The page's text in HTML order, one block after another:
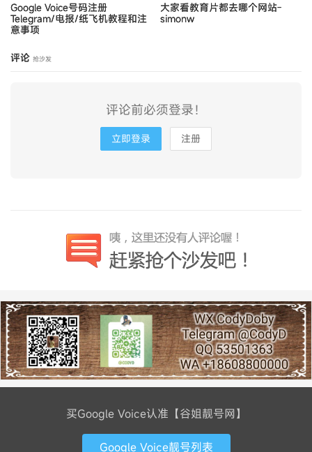
Google Voice号码注册
Telegram/电报/纸飞机教程和注
意事项
大家看教育片都去哪个网站-
simonw
评论 抢沙发
评论前必须登录！
立即登录 注册
买Google Voice认准【谷姐靓号网】
Google Voice靓号列表